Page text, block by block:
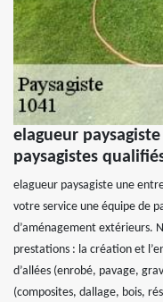
elagueur
paysagistes
elagueur paysagiste une
votre service une équipe de
d’aménagement extérieurs.
prestations : la création et
d’allées (enrobé, pavage,
(composites, dallage, bois,